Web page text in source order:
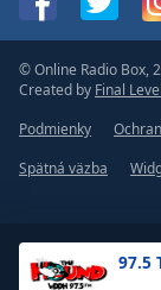
97.5
© Online Radio Box,
Created by Final Level
Podmienky
Spätná väzba